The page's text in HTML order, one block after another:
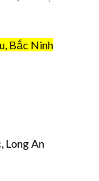
Bắc Ninh
Long An